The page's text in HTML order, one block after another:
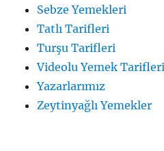
Sebze Yemekleri
Tatlı Tarifleri
Turşu Tarifleri
Videolu Yemek Tarifleri
Yazarlarımız
Zeytinyağlı Yemekler